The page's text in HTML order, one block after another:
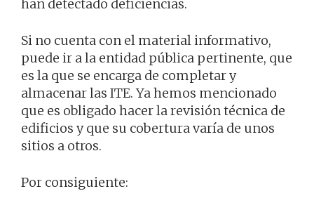
han detectado deficiencias.
Si no cuenta con el material informativo,
puede ir a la entidad pública pertinente, que
es la que se encarga de completar y
almacenar las ITE. Ya hemos mencionado
que es obligado hacer la revisión técnica de
edificios y que su cobertura varía de unos
sitios a otros.
Por consiguiente: